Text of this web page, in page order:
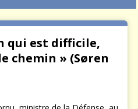
DENARIEZ
qui est difficile,
chemin » (Søren